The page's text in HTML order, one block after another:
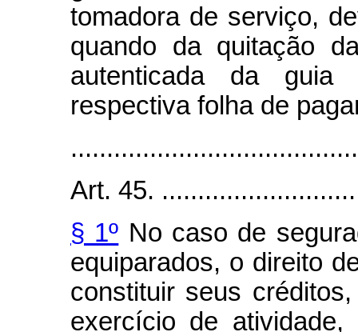
tomadora de serviço,
quando da quitação
autenticada da guia
respectiva folha de
Art. 45.
§ 1º No caso de
equiparados, o direito
constituir seus
exercício de